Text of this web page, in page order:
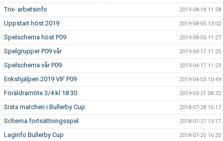
Trix- arbetsinfo 2019-08-18 11:58
Uppstart höst 2019 2019-08-05 13:02
Spelschema höst P09 2019-08-05 11:27
Spelgrupper P09 vår 2019-04-17 11:25
Spelschema vår P09 2019-04-17 11:23
Erikshjälpen 2019 VIF P09 2019-04-03 10:49
Föräldramöte 3/4 kl 18.30 2019-03-21 08:32
Sista matchen i Bullerby Cup 2018-07-28 16:17
Schema fortsättningsspel 2018-07-27 13:17
Laginfo Bullerby Cup 2018-07-25 16:20